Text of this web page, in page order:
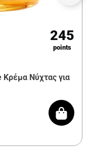
245
points
Νύχτας για